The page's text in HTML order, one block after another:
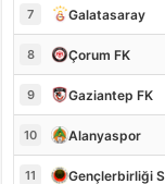
7 Galatasaray
8 Çorum FK
9 Gaziantep FK
10 Alanyaspor
11